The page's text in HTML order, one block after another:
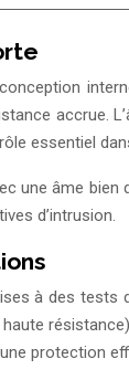
accrue.
essentiel
une âme
d’intrusion.
à des tests
protection